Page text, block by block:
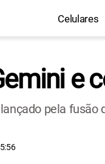
Celulares
e
pela fusão